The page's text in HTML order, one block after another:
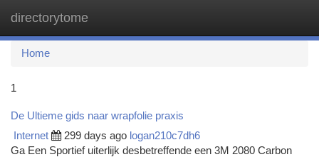
directorytome
Home
1
De Ultieme gids naar wrapfolie praxis
Internet 299 days ago logan210c7dh6
Ga Een Sportief uiterlijk desbetreffende een 3M 2080 Carbon